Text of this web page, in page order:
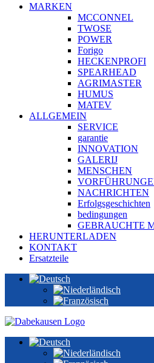
MARKEN
MCCONNEL
TWOSE
POWER
Forigo
HECKENPROFI
SPEARHEAD
AGRIMASTER
HUMUS
MATEV
ALLGEMEIN
SERVICE
garantie
INNOVATION
GALERIJ
MENSCHEN
NACHRICHTEN
Erfolgsgeschichten
bedingungen
GEBRAUCHTE
HERUNTERLADEN
KONTAKT
Ersatzteile